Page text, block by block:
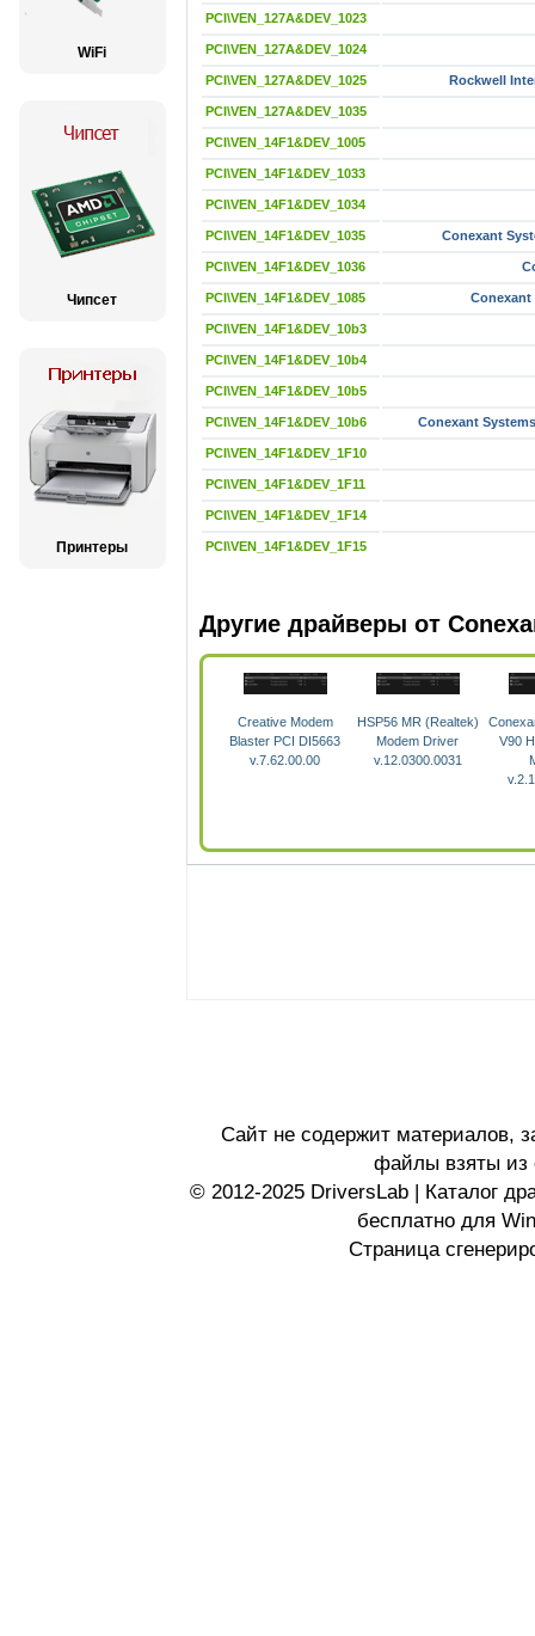
WiFi
Чипсет
Принтеры
PCI\VEN_127A&DEV_1023
PCI\VEN_127A&DEV_1024
PCI\VEN_127A&DEV_1025 Rockwell
PCI\VEN_127A&DEV_1035
PCI\VEN_14F1&DEV_1005
PCI\VEN_14F1&DEV_1033
PCI\VEN_14F1&DEV_1034
PCI\VEN_14F1&DEV_1035 Conexant
PCI\VEN_14F1&DEV_1036
PCI\VEN_14F1&DEV_1085 Conexant
PCI\VEN_14F1&DEV_10b3
PCI\VEN_14F1&DEV_10b4
PCI\VEN_14F1&DEV_10b5
PCI\VEN_14F1&DEV_10b6 Conexant
PCI\VEN_14F1&DEV_1F10
PCI\VEN_14F1&DEV_1F11
PCI\VEN_14F1&DEV_1F14
PCI\VEN_14F1&DEV_1F15
Другие драйверы от
Creative Modem
Blaster PCI DI5663
v.7.62.00.00
HSP56 MR (Realtek)
Modem Driver
v.12.0300.0031
V90
Сайт не содержит материалов,
файлы взяты из
© 2012-2025 DriversLab | Каталог
бесплатно для
Страница